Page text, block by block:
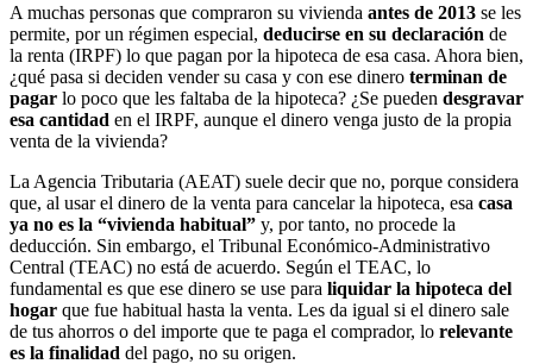
A muchas personas que compraron su vivienda antes de 2013 se les
permite, por un régimen especial, deducirse en su declaración de
la renta (IRPF) lo que pagan por la hipoteca de esa casa. Ahora bien,
¿qué pasa si deciden vender su casa y con ese dinero terminan de
pagar lo poco que les faltaba de la hipoteca? ¿Se pueden desgravar
esa cantidad en el IRPF, aunque el dinero venga justo de la propia
venta de la vivienda?
La Agencia Tributaria (AEAT) suele decir que no, porque considera
que, al usar el dinero de la venta para cancelar la hipoteca, esa casa
ya no es la “vivienda habitual” y, por tanto, no procede la
deducción. Sin embargo, el Tribunal Económico-Administrativo
Central (TEAC) no está de acuerdo. Según el TEAC, lo
fundamental es que ese dinero se use para liquidar la hipoteca del
hogar que fue habitual hasta la venta. Les da igual si el dinero sale
de tus ahorros o del importe que te paga el comprador, lo relevante
es la finalidad del pago, no su origen.